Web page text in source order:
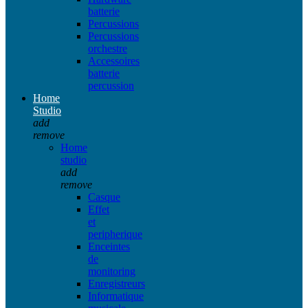
batterie
Percussions
Percussions
orchestre
Accessoires
batterie
percussion
Home
Studio
add
remove
Home
studio
add
remove
Casque
Effet
et
peripherique
Enceintes
de
monitoring
Enregistreurs
Informatique